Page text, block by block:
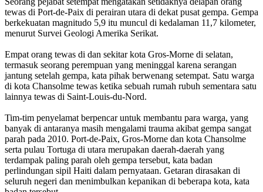
tewas di Port-de-Paix di perairan utara di dekat pusat gempa. Gempa
berkekuatan magnitudo 5,9 itu muncul di kedalaman 11,7 kilometer,
menurut Survei Geologi Amerika Serikat.
Empat orang tewas di dan sekitar kota Gros-Morne di selatan,
termasuk seorang perempuan yang meninggal karena serangan
jantung setelah gempa, kata pihak berwenang setempat. Satu warga
di kota Chansolme tewas ketika sebuah rumah rubuh sementara satu
lainnya tewas di Saint-Louis-du-Nord.
Tim-tim penyelamat berpencar untuk membantu para warga, yang
banyak di antaranya masih mengalami trauma akibat gempa sangat
parah pada 2010. Port-de-Paix, Gros-Morne dan kota Chansolme
serta pulau Tortuga di utara merupakan daerah-daerah yang
terdampak paling parah oleh gempa tersebut, kata badan
perlindungan sipil Haiti dalam pernyataan. Getaran dirasakan di
seluruh negeri dan menimbulkan kepanikan di beberapa kota, kata